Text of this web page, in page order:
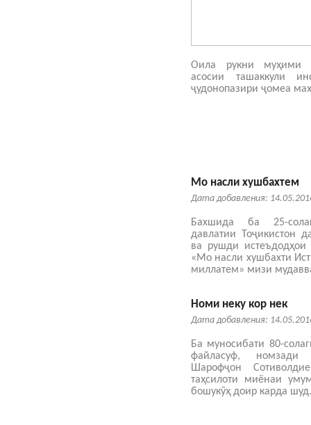
Оила рукни муҳими
асосии ташаккули
ҷудонопазири ҷомеа
Мо насли хушбахтем
Дата добавления:
Бахшида ба 25-
давлатии Тоҷикистон
ва рушди истеъдодҳои
«Мо насли хушбахти
миллатем» мизи
Номи неку кор нек
Дата добавления:
Ба муносибати 80-
файласуф, номзади
Шарофҷон
таҳсилоти миёнаи
бошукӯҳ доир карда шуд.